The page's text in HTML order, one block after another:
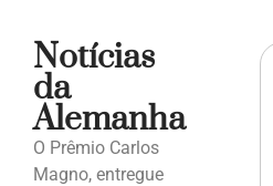
Notícias
da
Alemanha
O Prêmio Carlos
Magno, entregue